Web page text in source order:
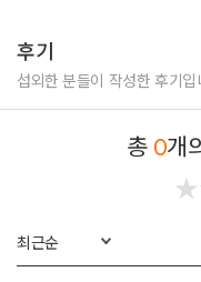
후기
섭외한 분들이 작성한 후기입
총 0개
★
★
최근순